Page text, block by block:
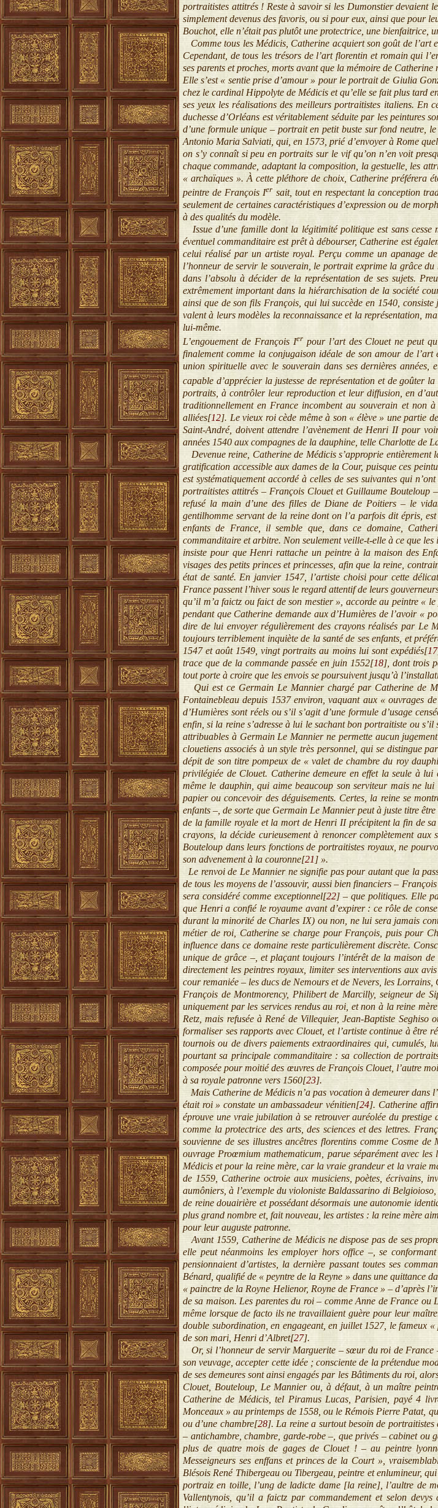
portraitistes attitrés ! Reste à savoir si les Dumonstier devaient
simplement devenus des favoris, ou si pour eux, ainsi que pour
Bouchot, elle n’était pas plutôt une protectrice, une bienfaitrice,
Comme tous les Médicis, Catherine acquiert son goût de l’art
Cependant, de tous les trésors de l’art florentin et romain qui
ses parents et proches, morts avant que la mémoire de
Elle s’est « sentie prise d’amour » pour le portrait de Giulia
chez le cardinal Hippolyte de Médicis et qu’elle se fait plus tard
ses yeux les réalisations des meilleurs portraitistes italiens. En
duchesse d’Orléans est véritablement séduite par les peintures
d’une formule unique – portrait en petit buste sur fond neutre,
Antonio Maria Salviati, qui, en 1573, prié d’envoyer à Rome
on s’y connaît si peu en portraits sur le vif qu’on n’en voit
chaque commande, adaptant la composition, la gestuelle, les
« archaïques ». À cette pléthore de choix, Catherine préférera
peintre de François Ier sait, tout en respectant la conception
seulement de certaines caractéristiques d’expression ou de
à des qualités du modèle.
Issue d’une famille dont la légitimité politique est sans cesse
éventuel commanditaire est prêt à débourser, Catherine est
celui réalisé par un artiste royal. Perçu comme un apanage
l’honneur de servir le souverain, le portrait exprime la grâce
dans l’absolu à décider de la représentation de ses sujets.
extrêmement important dans la hiérarchisation de la société
ainsi que de son fils François, qui lui succède en 1540,
valent à leurs modèles la reconnaissance et la représentation,
lui-même.
L’engouement de François Ierpour l’art des Clouet ne peut
finalement comme la conjugaison idéale de son amour de
union spirituelle avec le souverain dans ses dernières
capable d’apprécier la justesse de représentation et de goûter
portraits, à contrôler leur reproduction et leur diffusion, en
traditionnellement en France incombent au souverain et non
alliées[12]. Le vieux roi cède même à son « élève » une partie
Saint-André, doivent attendre l’avènement de Henri II pour
années 1540 aux compagnes de la dauphine, telle Charlotte de
Devenue reine, Catherine de Médicis s’approprie
gratification accessible aux dames de la Cour, puisque ces
est systématiquement accordé à celles de ses suivantes qui
portraitistes attitrés – François Clouet et Guillaume Bouteloup
refusé la main d’une des filles de Diane de Poitiers – le
gentilhomme servant de la reine dont on l’a parfois dit épris,
enfants de France, il semble que, dans ce domaine,
commanditaire et arbitre. Non seulement veille-t-elle à ce que
insiste pour que Henri rattache un peintre à la maison des
visages des petits princes et princesses, afin que la reine,
état de santé. En janvier 1547, l’artiste choisi pour cette
France passent l’hiver sous le regard attentif de leurs
qu’il m’a faictz ou faict de son mestier », accorde au peintre «
pendant que Catherine demande aux d’Humières de l’avoir «
dire de lui envoyer régulièrement des crayons réalisés par Le
toujours terriblement inquiète de la santé de ses enfants, et
1547 et août 1549, vingt portraits au moins lui sont expédiés[17
trace que de la commande passée en juin 1552[18] , dont trois
tout porte à croire que les envois se poursuivent jusqu’à
Qui est ce Germain Le Mannier chargé par Catherine de
Fontainebleau depuis 1537 environ, vaquant aux « ouvrages
d’Humières sont réels ou s’il s’agit d’une formule d’usage
enfin, si la reine s’adresse à lui le sachant bon portraitiste ou
attribuables à Germain Le Mannier ne permette aucun
clouetiens associés à un style très personnel, qui se distingue
dépit de son titre pompeux de « valet de chambre du roy
privilégiée de Clouet. Catherine demeure en effet la seule à
même le dauphin, qui aime beaucoup son serviteur mais ne lui
papier ou concevoir des déguisements. Certes, la reine se
enfants –, de sorte que Germain Le Mannier peut à juste titre
de la famille royale et la mort de Henri II précipitent la fin de
crayons, la décide curieusement à renoncer complètement
Bouteloup dans leurs fonctions de portraitistes royaux, ne
son advenement à la couronne[21 ] ».
Le renvoi de Le Mannier ne signifie pas pour autant que la
de tous les moyens de l’assouvir, aussi bien financiers –
sera considéré comme exceptionnel[22] – que politiques. Elle
que Henri a confié le royaume avant d’expirer : ce rôle de
durant la minorité de Charles IX) ou non, ne lui sera jamais
métier de roi, Catherine se charge pour François, puis pour
influence dans ce domaine reste particulièrement discrète.
unique de grâce –, et plaçant toujours l’intérêt de la maison
directement les peintres royaux, limiter ses interventions aux
cour remaniée – les ducs de Nemours et de Nevers, les
François de Montmorency, Philibert de Marcilly, seigneur de
uniquement par les services rendus au roi, et non à la reine
Retz, mais refusée à René de Villequier, Jean-Baptiste
formaliser ses rapports avec Clouet, et l’artiste continue à être
tournois ou de divers paiements extraordinaires qui, cumulés,
pourtant sa principale commanditaire : sa collection de
composée pour moitié des œuvres de François Clouet, l’autre
à sa royale patronne vers 1560[23].
Mais Catherine de Médicis n’a pas vocation à demeurer dans
était roi » constate un ambassadeur vénitien[24]. Catherine
éprouve une vraie jubilation à se retrouver auréolée du prestige
comme la protectrice des arts, des sciences et des lettres.
souvienne de ses illustres ancêtres florentins comme Cosme
ouvrage Proœmium mathematicum, parue séparément avec
Médicis et pour la reine mère, car la vraie grandeur et la vraie
de 1559, Catherine octroie aux musiciens, poètes, écrivains,
aumôniers, à l’exemple du violoniste Baldassarino di
de reine douairière et possédant désormais une autonomie
plus grand nombre et, fait nouveau, les artistes : la reine mère
pour leur auguste patronne.
Avant 1559, Catherine de Médicis ne dispose pas de ses
elle peut néanmoins les employer hors office –, se
pensionnaient d’artistes, la dernière passant toutes ses
Bénard, qualifié de « peyntre de la Reyne » dans une quittance
« painctre de la Royne Helienor, Royne de France » – d’après
de sa maison. Les parentes du roi – comme Anne de France ou
même lorsque de facto ils ne travaillaient guère pour leur
double subordination, en engageant, en juillet 1527, le fameux
de son mari, Henri d’Albret[27].
Or, si l’honneur de servir Marguerite – sœur du roi de France
son veuvage, accepter cette idée ; consciente de la prétendue
de ses demeures sont ainsi engagés par les Bâtiments du roi,
Clouet, Bouteloup, Le Mannier ou, à défaut, à un maître
Catherine de Médicis, tel Piramus Lucas, Parisien, payé 4
Monceaux » au printemps de 1558, ou le Rémois Pierre Patat,
ou d’une chambre[28]. La reine a surtout besoin de portraitistes
– antichambre, chambre, garde-robe –, que privés – cabinet
plus de quatre mois de gages de Clouet ! – au peintre
Messeigneurs ses enffans et princes de la Court »,
Blésois René Thibergeau ou Tibergeau, peintre et enlumineur,
portraiz en toille, l’ung de ladicte dame [la reine], l’aultre de
Vallentynois, qu’il a faictz par commandement et selon